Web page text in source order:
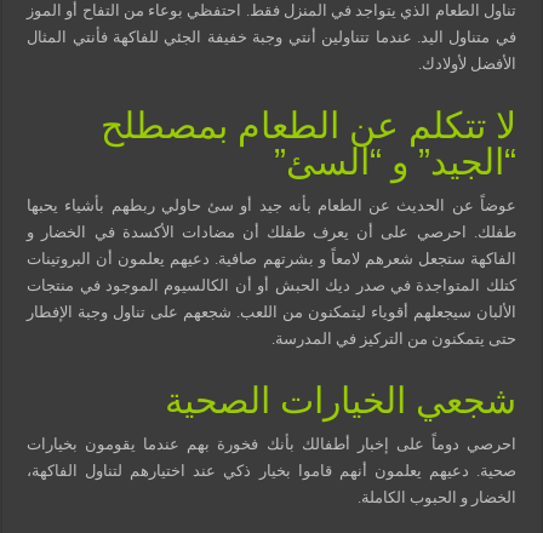
تناول الطعام الذي يتواجد في المنزل فقط. احتفظي بوعاء من التفاح أو الموز
في متناول اليد. عندما تتناولين أنتي وجبة خفيفة الجئي للفاكهة فأنتي المثال
الأفضل لأولادك.
لا تتكلم عن الطعام بمصطلح
“الجيد” و “السئ”
عوضاً عن الحديث عن الطعام بأنه جيد أو سئ حاولي ربطهم بأشياء يحبها
طفلك. احرصي على أن يعرف طفلك أن مضادات الأكسدة في الخضار و
الفاكهة ستجعل شعرهم لامعاً و بشرتهم صافية. دعيهم يعلمون أن البروتينات
كتلك المتواجدة في صدر ديك الحبش أو أن الكالسيوم الموجود في منتجات
الألبان سيجعلهم أقوياء ليتمكنون من اللعب. شجعهم على تناول وجبة الإفطار
حتى يتمكنون من التركيز في المدرسة.
شجعي الخيارات الصحية
احرصي دوماً على إخبار أطفالك بأنك فخورة بهم عندما يقومون بخيارات
صحية. دعيهم يعلمون أنهم قاموا بخيار ذكي عند اختيارهم لتناول الفاكهة،
الخضار و الحبوب الكاملة.